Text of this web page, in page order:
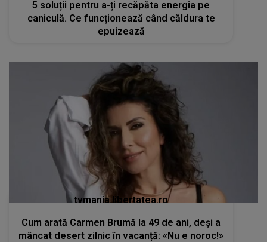
5 soluții pentru a-ți recăpăta energia pe
caniculă. Ce funcționează când căldura te
epuizează
tvmania.libertatea.ro
Cum arată Carmen Brumă la 49 de ani, deși a
mâncat desert zilnic în vacanță: «Nu e noroc!»